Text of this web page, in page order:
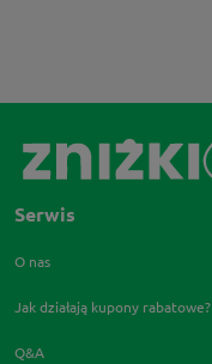
Serwis
O nas
Jak działają kupony rabatowe?
Q&A